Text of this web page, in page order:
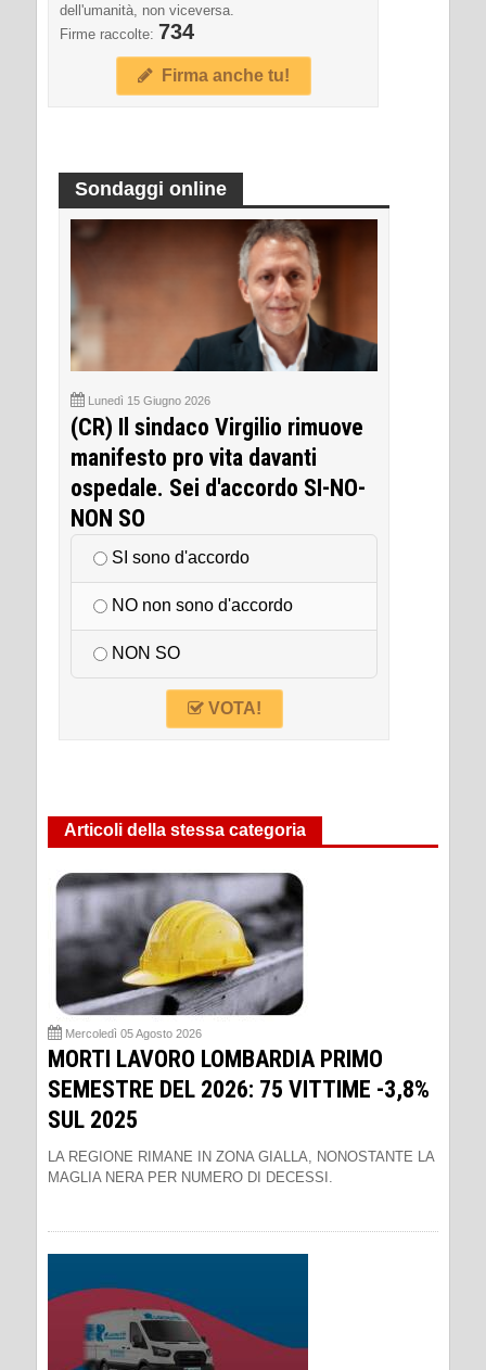
dell'umanità, non viceversa.
Firme raccolte: 734
Firma anche tu!
Sondaggi online
Lunedì 15 Giugno 2026
(CR) Il sindaco Virgilio rimuove
manifesto pro vita davanti
ospedale. Sei d'accordo SI-NO-
NON SO
SI sono d'accordo
NO non sono d'accordo
NON SO
VOTA!
Articoli della stessa categoria
Mercoledì 05 Agosto 2026
MORTI LAVORO LOMBARDIA PRIMO
SEMESTRE DEL 2026: 75 VITTIME -3,8%
SUL 2025
LA REGIONE RIMANE IN ZONA GIALLA, NONOSTANTE LA
MAGLIA NERA PER NUMERO DI DECESSI.